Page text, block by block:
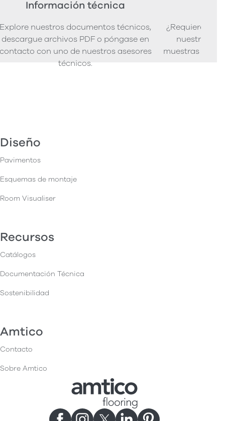
Información técnica
Explore nuestros documentos técnicos,
descargue archivos PDF o póngase en
con uno de nuestros asesores
técnicos.
¿Requiere
nuestra
muestras de
Diseño
Pavimentos
Esquemas de montaje
Room Visualiser
Recursos
Catálogos
Documentación Técnica
Sostenibilidad
Amtico
Contacto
Sobre Amtico